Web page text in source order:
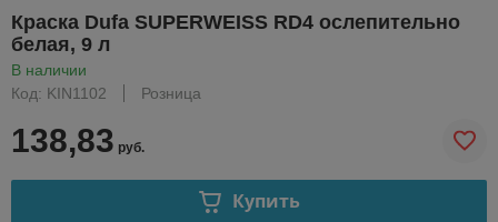
Краска Dufa SUPERWEISS RD4 ослепительно
белая, 9 л
В наличии
Код: KIN1102
Розница
138,83 руб.
Купить